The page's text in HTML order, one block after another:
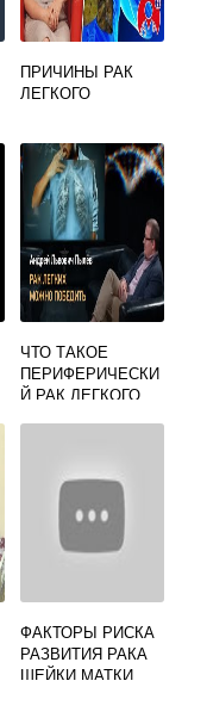
ПРИЧИНЫ РАК
ЛЕГКОГО
ЧТО ТАКОЕ
ПЕРИФЕРИЧЕСКИ
Й РАК ЛЕГКОГО
ФАКТОРЫ РИСКА
РАЗВИТИЯ РАКА
ШЕЙКИ МАТКИ